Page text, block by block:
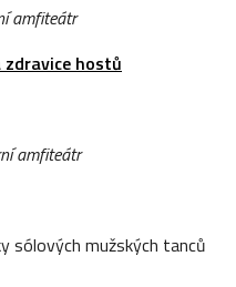
amfiteátr
hostů
amfiteátr
sólových mužských tanců